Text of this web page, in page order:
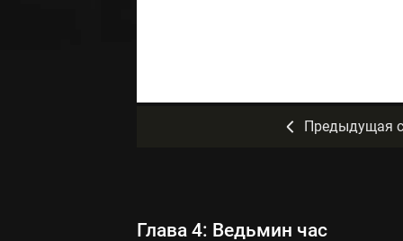
Предыдущая
Глава 4: Ведьмин час